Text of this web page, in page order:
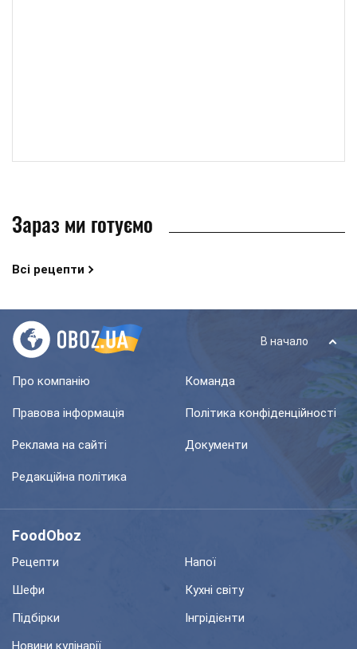
Зараз ми готуємо
Всі рецепти
В начало
Про компанію Команда
Правова інформація Політика конфіденційності
Реклама на сайті Документи
Редакційна політика
FoodOboz
Рецепти
Напої
Шефи
Кухні світу
Підбірки
Інгрідієнти